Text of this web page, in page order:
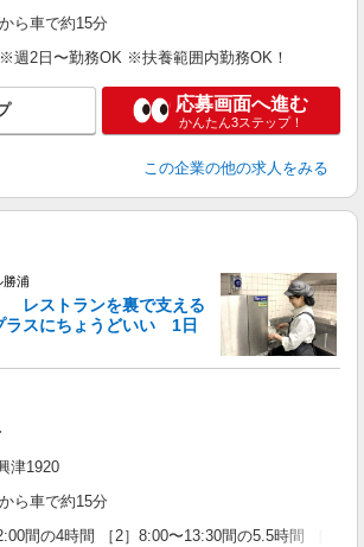
ら車で約15分
週2日〜勤務OK ※扶養範囲内勤務OK！
応募画面へ進む
かんたん3ステップ！
この企業の他の求人をみる
勝浦
レストランを裏で支える
スにちょうどいい 1日
津1920
ら車で約15分
間の4時間 ［2］8:00〜13:30間の5.5時間 ［3